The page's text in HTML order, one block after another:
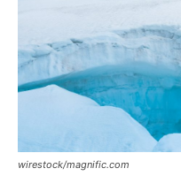
wirestock/magnific.com